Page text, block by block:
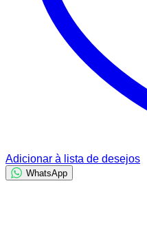
Adicionar à lista de desejos
WhatsApp